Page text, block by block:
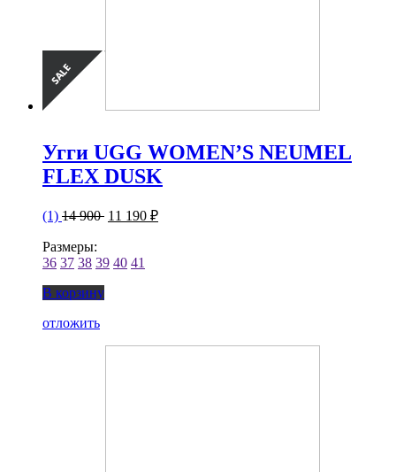
Угги UGG WOMEN’S NEUMEL
FLEX DUSK
(1) 14 900 11 190 ₽
Размеры:
36 37 38 39 40 41
В корзину
отложить